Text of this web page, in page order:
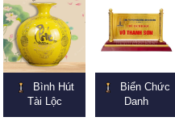
Bình Hút
Tài Lộc
Biển Chức
Danh